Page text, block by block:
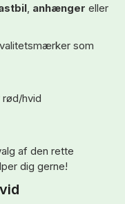
anhænger eller
som
hvid
af den rette
dig gerne!